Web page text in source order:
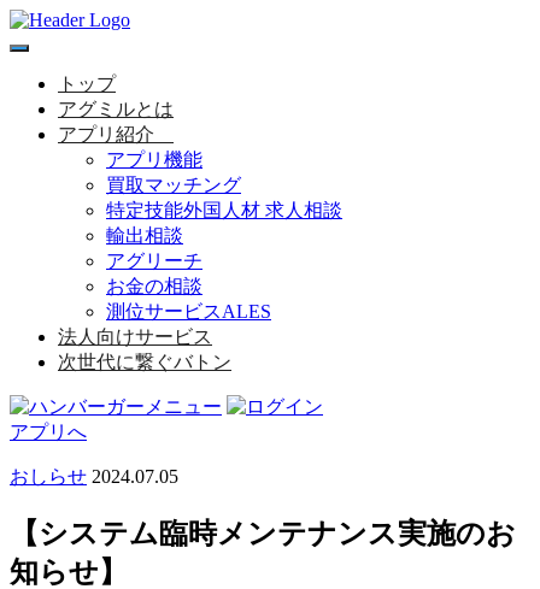
toggle
navigationトップ
アグミルとは
アプリ紹介
アプリ機能
買取マッチング
特定技能外国人材 求人相談
輸出相談
アグリーチ
お金の相談
測位サービスALES
法人向けサービス
次世代に繋ぐバトン
アプリへ
おしらせ 2024.07.05
【システム臨時メンテナンス実施のお
知らせ】